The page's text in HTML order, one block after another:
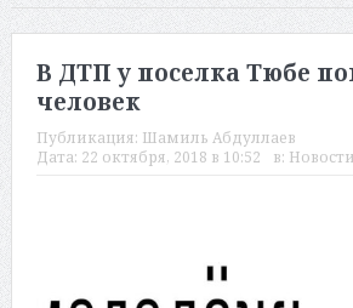
В ДТП у поселка Тюбе
человек
Публикация: Шамиль Абдуллаев
Дата: 22 октября, 2018 в 10:52 в: Новости